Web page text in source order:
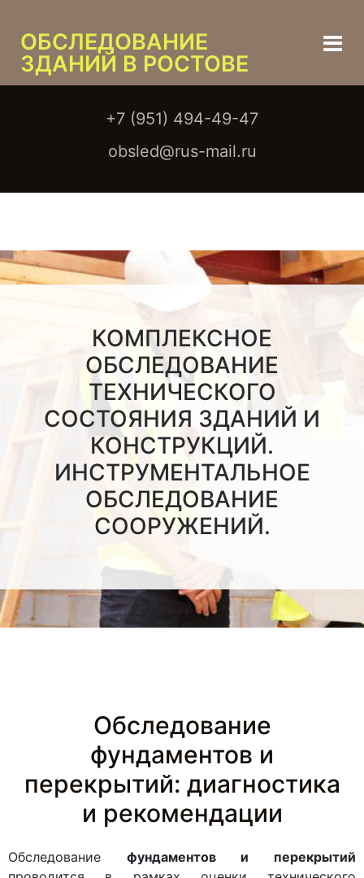
ОБСЛЕДОВАНИЕ
ЗДАНИЙ В РОСТОВЕ
+7 (951) 494-49-47
obsled@rus-mail.ru
КОМПЛЕКСНОЕ
ОБСЛЕДОВАНИЕ
ТЕХНИЧЕСКОГО
СОСТОЯНИЯ ЗДАНИЙ И
КОНСТРУКЦИЙ.
ИНСТРУМЕНТАЛЬНОЕ
ОБСЛЕДОВАНИЕ
СООРУЖЕНИЙ.
Обследование
фундаментов и
перекрытий: диагностика
и рекомендации
Обследование фундаментов и перекрытий